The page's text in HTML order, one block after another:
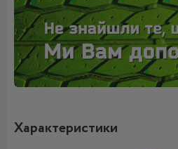
Характеристики